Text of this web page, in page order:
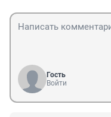
Гость
Войти